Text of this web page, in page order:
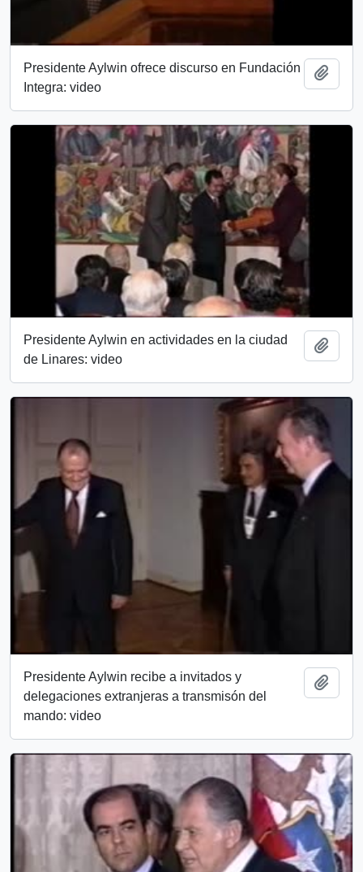
Presidente Aylwin ofrece discurso en Fundación
Integra: video
Presidente Aylwin en actividades en la ciudad
de Linares: video
Presidente Aylwin recibe a invitados y
delegaciones extranjeras a transmisón del
mando: video